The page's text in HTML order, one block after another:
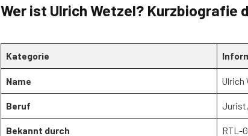
Wer ist Ulrich Wetzel? Kurzbiografie
Kategorie
Name Ulrich
Beruf
Bekannt durch RTL-